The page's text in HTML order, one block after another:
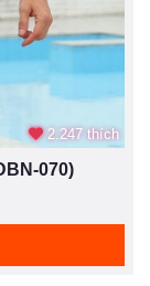
2.247 thích
070)